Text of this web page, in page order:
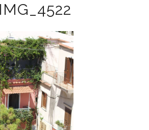
IMG_4522